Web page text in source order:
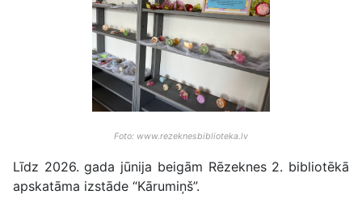
Foto: www.rezeknesbiblioteka.lv
Līdz 2026. gada jūnija beigām Rēzeknes 2. bibliotēkā
apskatāma izstāde “Kārumiņš”.